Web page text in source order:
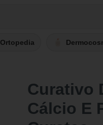
Ortopedia
Curativo
Cálcio E